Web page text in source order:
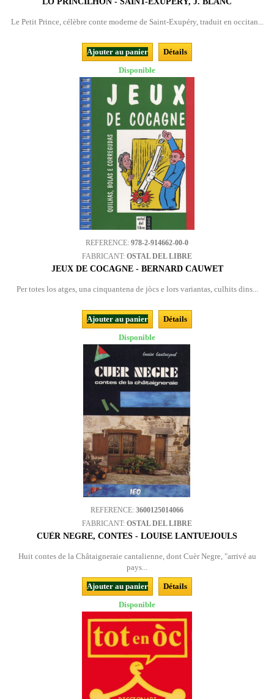
Le Petit Prince, célèbre conte moderne de Saint-Exupéry, traduit en occitan...
Ajouter au panier
Détails
Disponible
REFERENCE: 978-2-914662-00-0
FABRICANT: OSTAL DEL LIBRE
JEUX DE COCAGNE - BERNARD CAUWET
Per totes los atges, una cinquantena de jòcs e lors variantas, culhits dins...
Ajouter au panier
Détails
Disponible
REFERENCE: 3600125014066
FABRICANT: OSTAL DEL LIBRE
CUÈR NEGRE, CONTES - LOUISE LANTUEJOULS
Huit contes de la Châtaigneraie cantalienne, dont Cuèr Negre, "arrivé au
pays...
Ajouter au panier
Détails
Disponible